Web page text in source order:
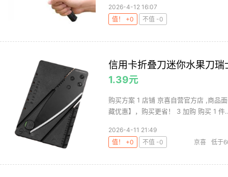
2026-4-12 16:07
值！ +0
不值 -0
信用卡折叠刀迷你水果刀瑞
1.39元
购买方案 1 店铺 京喜自营官方店 ,商品
藏优惠】，购买更省！ 3 加购 购买 1 件
2026-4-11 21:49
值！ +0
不值 -0 京喜
低于